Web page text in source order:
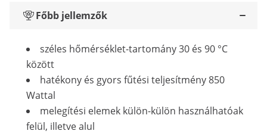
Főbb jellemzők
széles hőmérséklet-tartomány 30 és 90 °C
között
hatékony és gyors fűtési teljesítmény 850
Wattal
melegítési elemek külön-külön használhatóak
felül, illetve alul